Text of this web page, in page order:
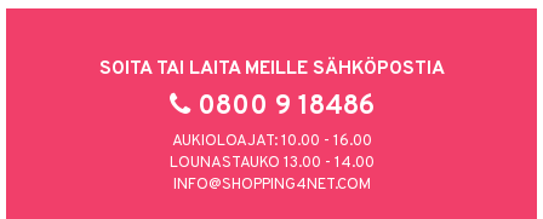
SOITA TAI LAITA MEILLE SÄHKÖPOSTIA
0800 9 18486
AUKIOLOAJAT: 10.00 - 16.00
LOUNASTAUKO 13.00 - 14.00
INFO@SHOPPING4NET.COM